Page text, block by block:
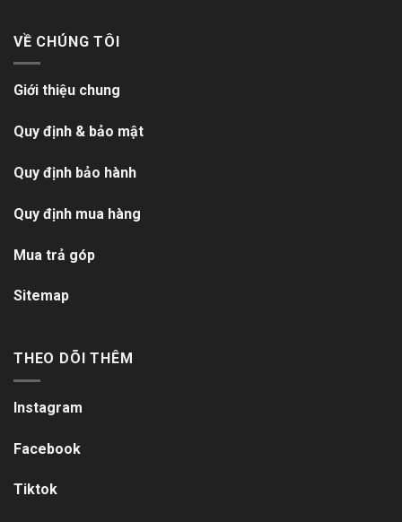
VỀ CHÚNG TÔI
Giới thiệu chung
Quy định & bảo mật
Quy định bảo hành
Quy định mua hàng
Mua trả góp
Sitemap
THEO DÕI THÊM
Instagram
Facebook
Tiktok